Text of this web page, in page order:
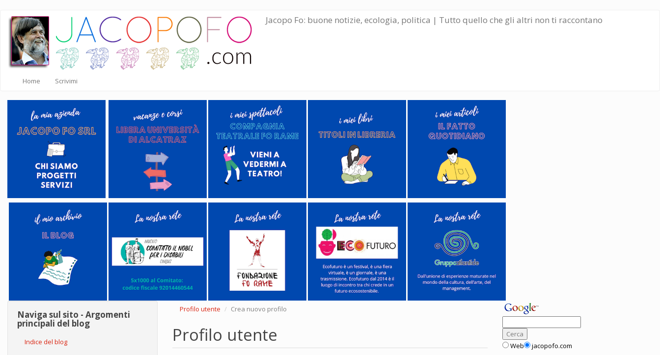
Salta
contenuto
principale
Jacopo Fo: buone notizie, ecologia, politica | Tutto quello che gli altri non ti raccontano
Home Scrivimi
Naviga sul sito - Argomenti
principali del blog
Indice del blog
Profilo utente Crea nuovo profilo
Profilo utente Web jacopofo.com